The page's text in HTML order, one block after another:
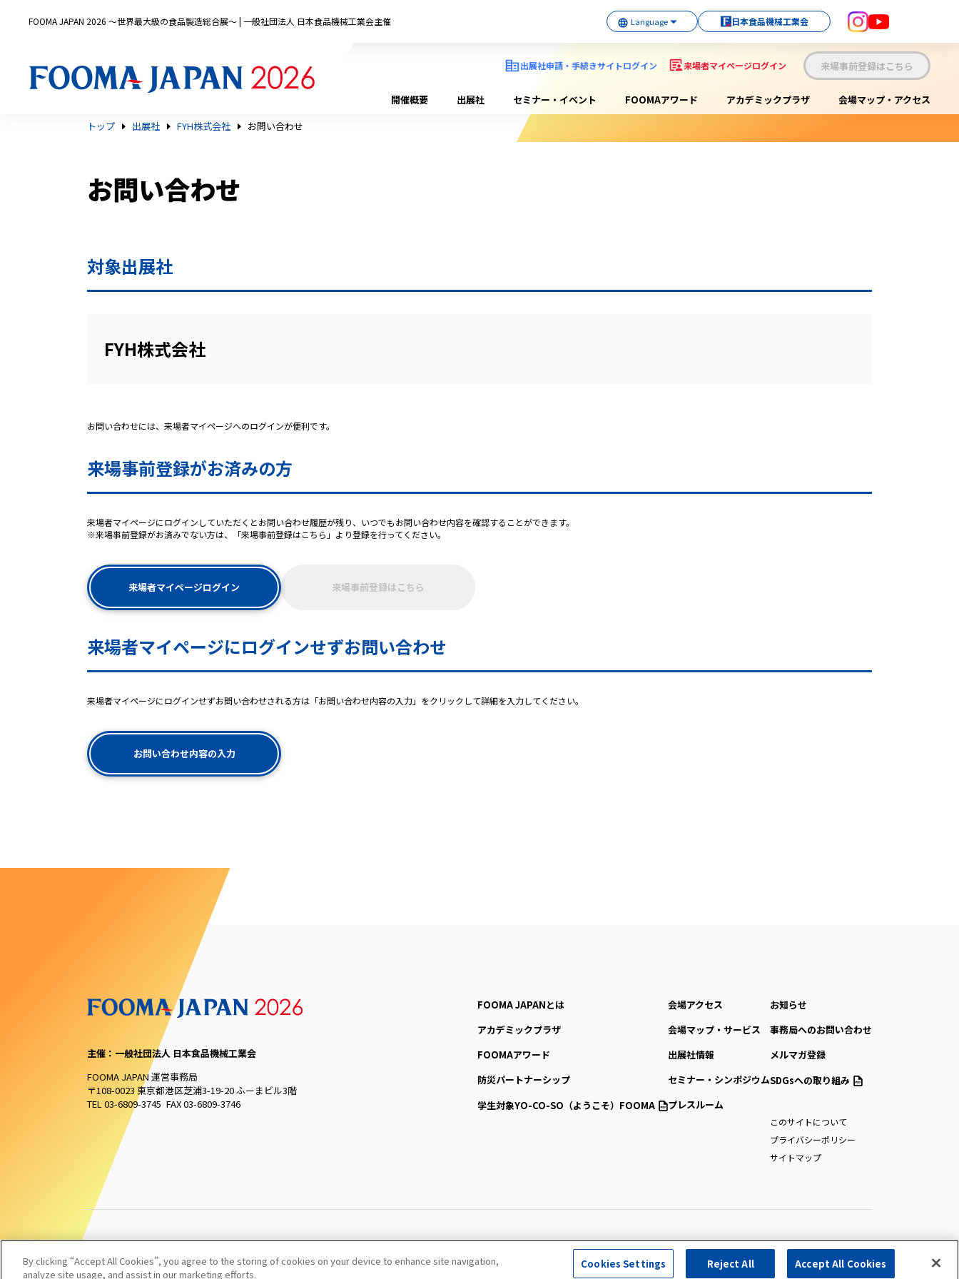
FOOMA JAPAN 2026 〜世界最大級の食品製造総合展〜 | 一般社団法人 日本食品機械工業会主催 日本食品機械工業会
出展社申請・手続きサイトログイン 来場者マイページログイン 来場事前登録はこちら
開催概要 出展社 セミナー・イベント FOOMAアワード アカデミックプラザ
会場マップ・アクセス
トップ
出展社 FYH株式会社 お問い合わせ
お問い合わせ
対象出展社
FYH株式会社
お問い合わせには、来場者マイページへのログインが便利です。
来場事前登録がお済みの方
来場者マイページにログインしていただくとお問い合わせ履歴が残り、いつでもお問い合わせ内容を確認することができます。
※来場事前登録がお済みでない方は、「来場事前登録はこちら」より登録を行ってください。
来場者マイページログイン 来場事前登録はこちら
来場者マイページにログインせずお問い合わせ
来場者マイページにログインせずお問い合わせされる方は「お問い合わせ内容の入力」をクリックして詳細を入力してください。
お問い合わせ内容の入力
主催：一般社団法人 日本食品機械工業会
FOOMA JAPAN 運営事務局
〒108-0023 東京都港区芝浦3-19-20 ふーまビル3階
TEL 03-6809-3745 FAX 03-6809-3746
FOOMA JAPANとは
アカデミックプラザ
FOOMAアワード
防災パートナーシップ
学生対象YO-CO-SO （ようこそ）FOOMA
会場アクセス
会場マップ・サービス
出展社情報
セミナー・シンポジウム
プレスルーム
お知らせ
事務局へのお問い合わせ
メルマガ登録
SDGsへの取り組み
このサイトについて
プライバシーポリシー
サイトマップ
All Right Reserved. Copyright (c) FOOMA JAPAN Secretariat
By clicking “Accept All Cookies”, you agree to the storing of cookies on your device to enhance site navigation,
analyze site usage, and assist in our marketing efforts.
Cookies Settings Reject All Accept All Cookies